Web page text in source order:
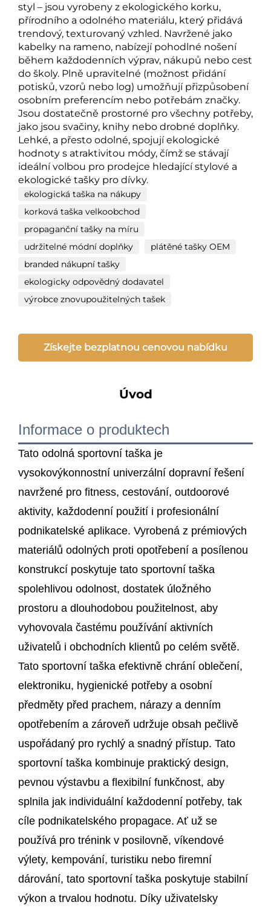
styl – jsou vyrobeny z ekologického korku,
přírodního a odolného materiálu, který přidává
trendový, texturovaný vzhled. Navržené jako
kabelky na rameno, nabízejí pohodlné nošení
během každodenních výprav, nákupů nebo cest
do školy. Plně upravitelné (možnost přidání
potisků, vzorů nebo log) umožňují přizpůsobení
osobním preferencím nebo potřebám značky.
Jsou dostatečně prostorné pro všechny potřeby,
jako jsou svačiny, knihy nebo drobné doplňky.
Lehké, a přesto odolné, spojují ekologické
hodnoty s atraktivitou módy, čímž se stávají
ideální volbou pro prodejce hledající stylové a
ekologické tašky pro dívky.
ekologická taška na nákupy
korková taška velkoobchod
propaganční tašky na míru
udržitelné módní doplňky
plátěné tašky OEM
branded nákupní tašky
ekologicky odpovědný dodavatel
výrobce znovupoužitelných tašek
Získejte bezplatnou cenovou nabídku
Úvod
Informace o produktech
Tato odolná sportovní taška je
vysokovýkonnostní univerzální dopravní řešení
navržené pro fitness, cestování, outdoorové
aktivity, každodenní použití i profesionální
podnikatelské aplikace. Vyrobená z prémiových
materiálů odolných proti opotřebení a posílenou
konstrukcí poskytuje tato sportovní taška
spolehlivou odolnost, dostatek úložného
prostoru a dlouhodobou použitelnost, aby
vyhovovala častému používání aktivních
uživatelů i obchodních klientů po celém světě.
Tato sportovní taška efektivně chrání oblečení,
elektroniku, hygienické potřeby a osobní
předměty před prachem, nárazy a denním
opotřebením a zároveň udržuje obsah pečlivě
uspořádaný pro rychlý a snadný přístup. Tato
sportovní taška kombinuje praktický design,
pevnou výstavbu a flexibilní funkčnost, aby
splnila jak individuální každodenní potřeby, tak
cíle podnikatelského propagace. Ať už se
používá pro trénink v posilovně, víkendové
výlety, kempování, turistiku nebo firemní
dárování, tato sportovní taška poskytuje stabilní
výkon a trvalou hodnotu. Díky uživatelsky